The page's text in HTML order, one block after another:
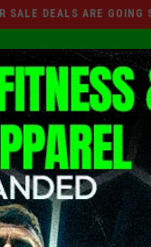
ARE GOING STRONG
BOXENMMAKAMPFSPORT